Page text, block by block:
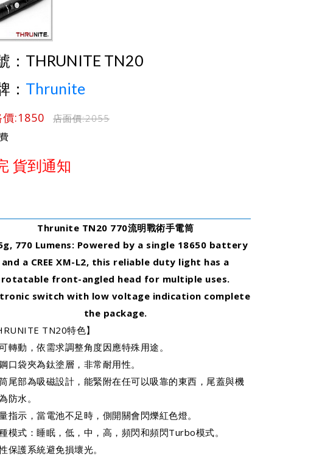
： THRUNITE TN20
： Thrunite
價:1850 店面價:2055
貨到通知
Thrunite TN20 770流明戰術手電筒
770 Lumens: Powered by a single 18650 battery
and a CREE XM-L2, this reliable duty light has a
rotatable front-angled head for multiple uses.
switch with low voltage indication complete
the package.
TN20特色】
轉動，依需求調整角度因應特殊用途。
口袋夾為鈦塗層，非常耐用性。
尾部為吸磁設計，能緊附在任可以吸靠的東西，尾蓋與機
防水。
指示，當電池不足時，側開關會閃爍紅色燈。
模式：睡眠，低，中，高，頻閃和頻閃Turbo模式。
保護系統避免損壞光。